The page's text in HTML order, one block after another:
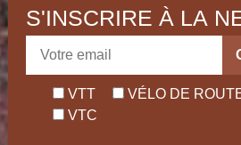
S'INSCRIRE À LA
VTT VÉLO DE
VTC